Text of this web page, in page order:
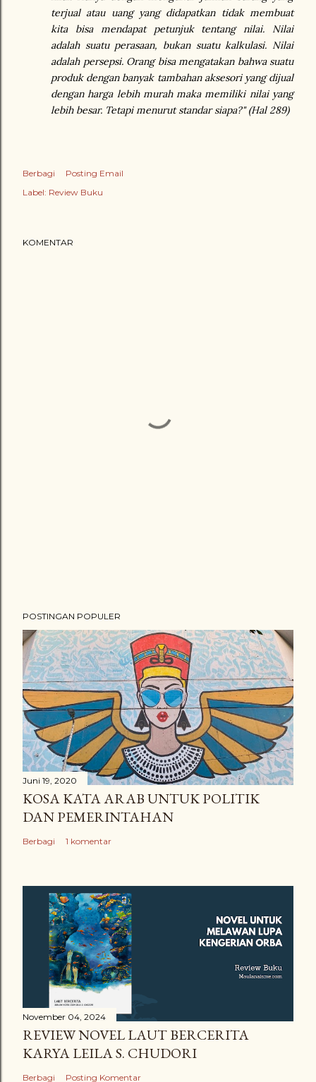
terjual atau uang yang didapatkan tidak membuat
kita bisa mendapat petunjuk tentang nilai. Nilai
adalah suatu perasaan, bukan suatu kalkulasi. Nilai
adalah persepsi. Orang bisa mengatakan bahwa suatu
produk dengan banyak tambahan aksesori yang dijual
dengan harga lebih murah maka memiliki nilai yang
lebih besar. Tetapi menurut standar siapa?" (Hal 289)
Berbagi
Posting Email
Label: Review Buku
KOMENTAR
POSTINGAN POPULER
Juni 19, 2020
KOSA KATA ARAB UNTUK POLITIK
DAN PEMERINTAHAN
Berbagi 1 komentar
November 04, 2024
REVIEW NOVEL LAUT BERCERITA
KARYA LEILA S. CHUDORI
Berbagi Posting Komentar